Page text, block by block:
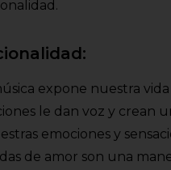
expone nuestra
le dan voz y crean
emociones y
de amor son una